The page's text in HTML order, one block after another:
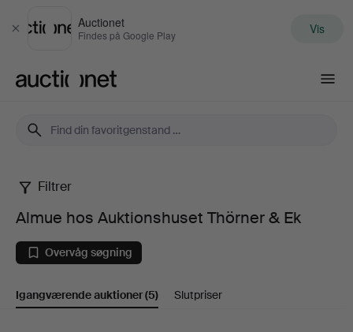
Luk
Auctionet
Findes på Google Play Vis
Almue
hos
Auktionshuset
Thörner
Filtrer
Almue hos Auktionshuset Thörner & Ek
Overvåg søgning
Igangværende auktioner(5) Slutpriser